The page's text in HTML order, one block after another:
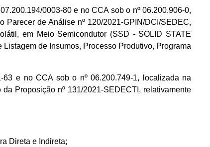
0003-80 e no CCA sob o nº 06.200.906-0,
Parecer de Análise nº 120/2021-GPIN/DCI/SEDEC,
em Meio Semicondutor (SSD - SOLID STATE
de Insumos, Processo Produtivo, Programa
63 e no CCA sob o nº 06.200.749-1, localizada na
Proposição nº 131/2021-SEDECTI, relativamente
Direta e Indireta;